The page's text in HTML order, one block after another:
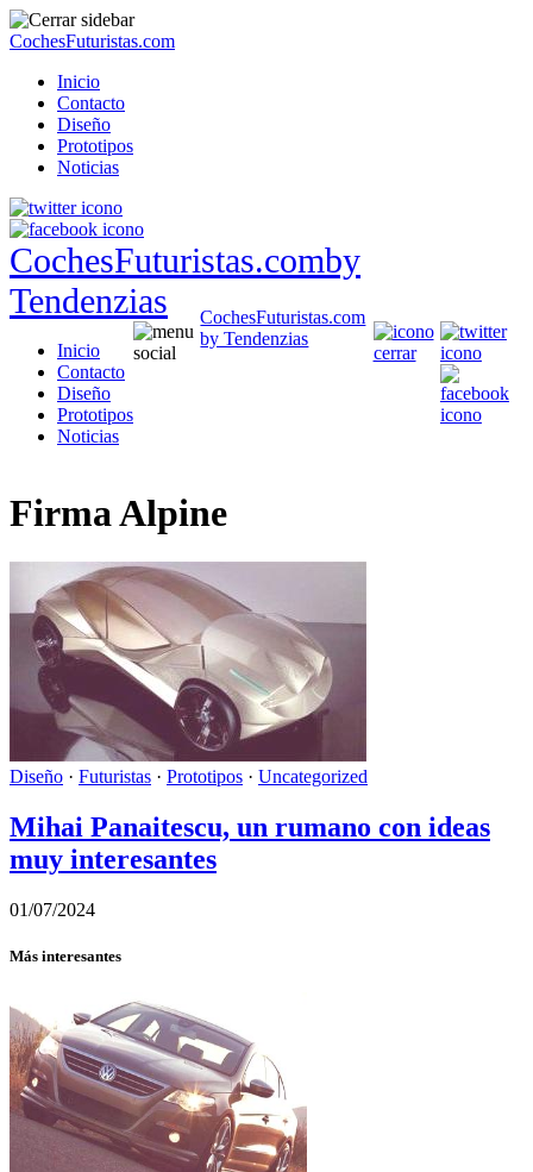
CochesFuturistas.com
Inicio
Contacto
Diseño
Prototipos
Noticias
CochesFuturistas.comby
Tendenzias
Inicio
Contacto
Diseño
Prototipos
Noticias
CochesFuturistas.com
by Tendenzias
Firma Alpine
Diseño · Futuristas · Prototipos · Uncategorized
Mihai Panaitescu, un rumano con ideas
muy interesantes
01/07/2024
Más interesantes